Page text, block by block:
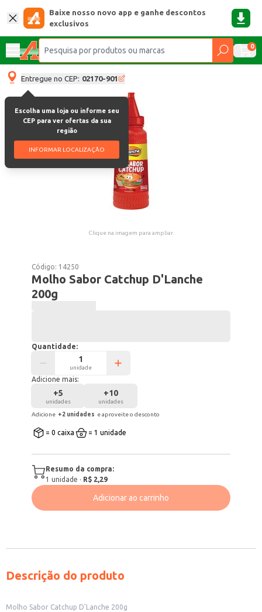
Baixe nosso novo app e ganhe descontos
exclusivos
0
Entregue no CEP: 02170-901
Escolha uma loja ou informe seu
CEP para ver ofertas da sua
região
INFORMAR LOCALIZAÇÃO
Clique na imagem para ampliar.
Código: 14250
Molho Sabor Catchup D'Lanche
200g
Quantidade:
unidade
Adicione mais:
+5
unidades
+10
unidades
Adicione +2 unidades e aproveite o desconto
= 0 caixa = 1 unidade
Resumo da compra:
1 unidade · R$ 2,29
Adicionar ao carrinho
Descrição do produto
Molho Sabor Catchup D'Lanche 200g